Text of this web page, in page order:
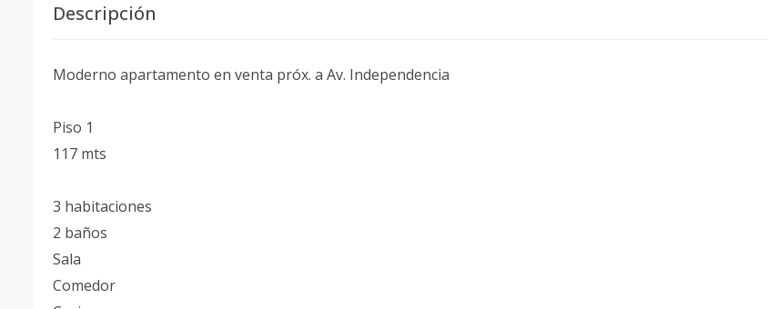
Descripción
Moderno apartamento en venta próx. a Av. Independencia
Piso 1
117 mts
3 habitaciones
2 baños
Sala
Comedor